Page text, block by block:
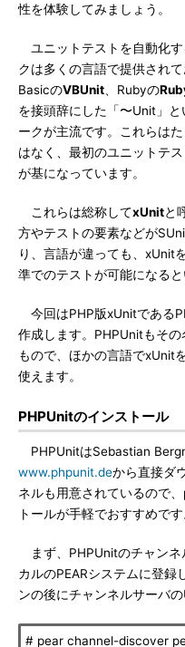
性を体験してみましょう。
ユニットテストを自動化
クは多くの言語で提供され
BasicのVBUnit 、Rubyの
を接頭辞にした「〜Unit」
ークが主流です。これらは
はなく、最初のユニットテ
が基になっています。
これらは総称してxUnitと
方やテストの要素などが
り、言語が違っても、xUnit
準でのテストが可能になると
今回はPHP版xUnitである
作成します。PHPUnitもそ
もので、ほかの言語でxUnit
使えます。
PHPUnitのインストール
PHPUnitはSebastian
www.phpunit.deから直接ダ
ネルも用意されているので
トールが手軽でおすすめです
まず、PHPUnitのチャンネ
カルのPEARシステムに登
ンの後にチャンネルサーバの
# pear channel-discover